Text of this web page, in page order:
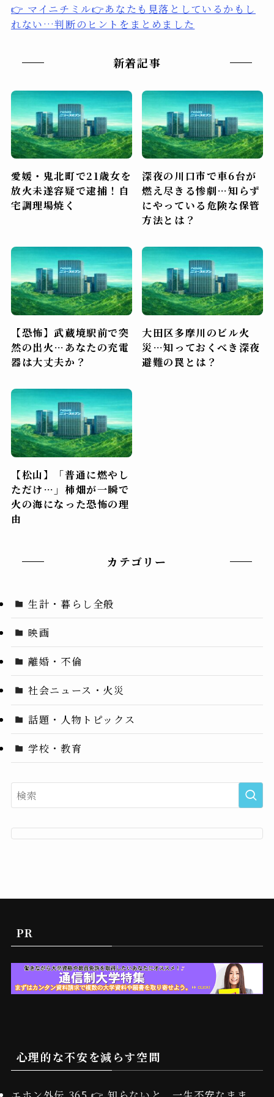
👉 マイニチミル👉あなたも見落としているかもし
れない…判断のヒントをまとめました
新着記事
愛媛・鬼北町で21歳女を
放火未遂容疑で逮捕！自
宅調理場焼く
深夜の川口市で車6台が
燃え尽きる惨劇…知らず
にやっている危険な保管
方法とは？
【恐怖】武蔵境駅前で突
然の出火…あなたの充電
器は大丈夫か？
大田区多摩川のビル火
災…知っておくべき深夜
避難の罠とは？
【松山】「普通に燃やし
ただけ…」柿畑が一瞬で
火の海になった恐怖の理
由
カテゴリー
生計・暮らし全般
映画
離婚・不倫
社会ニュース・火災
話題・人物トピックス
学校・教育
PR
心理的な不安を減らす空間